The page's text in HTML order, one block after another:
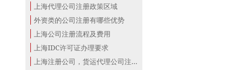
上海代理公司注册政策区域
外资类的公司注册有哪些优势
上海公司注册流程及费用
上海IDC许可证办理要求
上海注册公司，货运代理公司注册条件！